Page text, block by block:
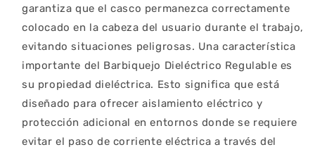
garantiza que el casco permanezca correctamente
colocado en la cabeza del usuario durante el trabajo,
evitando situaciones peligrosas. Una característica
importante del Barbiquejo Dieléctrico Regulable es
su propiedad dieléctrica. Esto significa que está
diseñado para ofrecer aislamiento eléctrico y
protección adicional en entornos donde se requiere
evitar el paso de corriente eléctrica a través del